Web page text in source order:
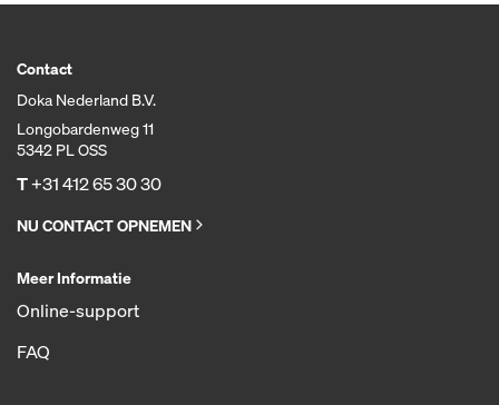
Contact
Doka Nederland B.V.
Longobardenweg 11
5342 PL OSS
T+31 412 65 30 30
NU CONTACT OPNEMEN
Meer Informatie
Online-support
FAQ